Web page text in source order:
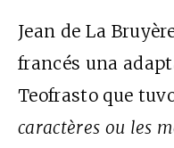
Jean de La
francés una
Teofrasto que
caractères ou les